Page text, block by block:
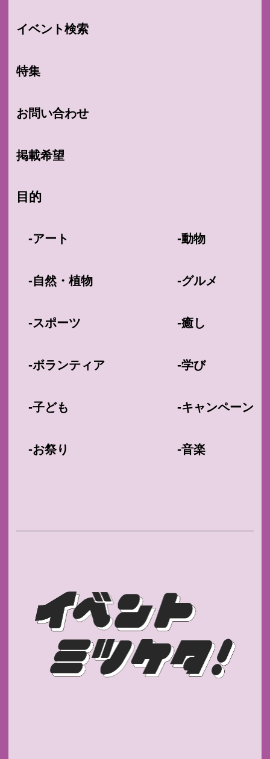
イベント検索
特集
お問い合わせ
掲載希望
目的
-アート
-自然・植物
-スポーツ
-ボランティア
-子ども
-お祭り
-動物
-グルメ
-癒し
-学び
-キャンペーン
-音楽